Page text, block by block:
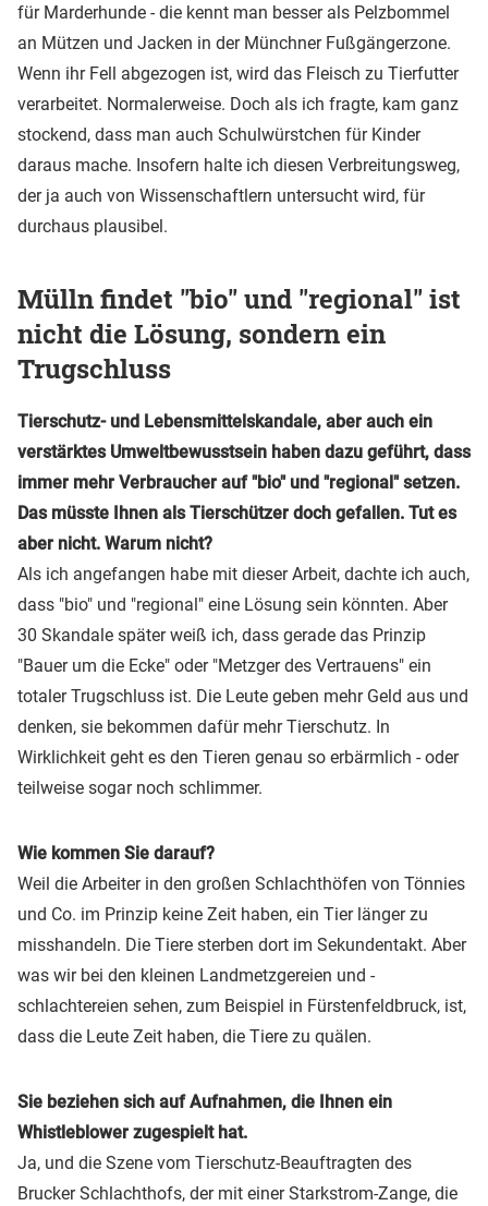
für Marderhunde - die kennt man besser als Pelzbommel
an Mützen und Jacken in der Münchner Fußgängerzone.
Wenn ihr Fell abgezogen ist, wird das Fleisch zu Tierfutter
verarbeitet. Normalerweise. Doch als ich fragte, kam ganz
stockend, dass man auch Schulwürstchen für Kinder
daraus mache. Insofern halte ich diesen Verbreitungsweg,
der ja auch von Wissenschaftlern untersucht wird, für
durchaus plausibel.
Mülln findet "bio" und "regional" ist
nicht die Lösung, sondern ein
Trugschluss
Tierschutz- und Lebensmittelskandale, aber auch ein
verstärktes Umweltbewusstsein haben dazu geführt, dass
immer mehr Verbraucher auf "bio" und "regional" setzen.
Das müsste Ihnen als Tierschützer doch gefallen. Tut es
aber nicht. Warum nicht?
Als ich angefangen habe mit dieser Arbeit, dachte ich auch,
dass "bio" und "regional" eine Lösung sein könnten. Aber
30 Skandale später weiß ich, dass gerade das Prinzip
"Bauer um die Ecke" oder "Metzger des Vertrauens" ein
totaler Trugschluss ist. Die Leute geben mehr Geld aus und
denken, sie bekommen dafür mehr Tierschutz. In
Wirklichkeit geht es den Tieren genau so erbärmlich - oder
teilweise sogar noch schlimmer.
Wie kommen Sie darauf?
Weil die Arbeiter in den großen Schlachthöfen von Tönnies
und Co. im Prinzip keine Zeit haben, ein Tier länger zu
misshandeln. Die Tiere sterben dort im Sekundentakt. Aber
was wir bei den kleinen Landmetzgereien und -
schlachtereien sehen, zum Beispiel in Fürstenfeldbruck, ist,
dass die Leute Zeit haben, die Tiere zu quälen.
Sie beziehen sich auf Aufnahmen, die Ihnen ein
Whistleblower zugespielt hat.
Ja, und die Szene vom Tierschutz-Beauftragten des
Brucker Schlachthofs, der mit einer Starkstrom-Zange, die